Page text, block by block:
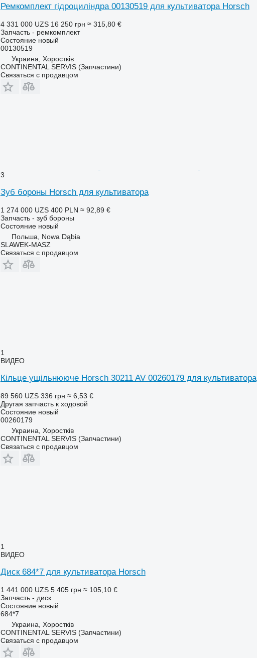
Ремкомплект гідроциліндра 00130519 для культиватора Horsch
4 331 000 UZS 16 250 грн ≈ 315,80 €
Запчасть - ремкомплект
Состояниеновый
00130519
Украина, Хоростків
CONTINENTAL SERVIS (Запчастини)
Связаться с продавцом
3
Зуб бороны Horsch для культиватора
1 274 000 UZS 400 PLN ≈ 92,89 €
Запчасть - зуб бороны
Состояниеновый
Польша, Nowa Dąbia
SLAWEK-MASZ
Связаться с продавцом
1
ВИДЕО
Кільце ущільнююче Horsch 30211 AV 00260179 для культиватора
89 560 UZS 336 грн ≈ 6,53 €
Другая запчасть к ходовой
Состояниеновый
00260179
Украина, Хоростків
CONTINENTAL SERVIS (Запчастини)
Связаться с продавцом
1
ВИДЕО
Диск 684*7 для культиватора Horsch
1 441 000 UZS 5 405 грн ≈ 105,10 €
Запчасть - диск
Состояниеновый
684*7
Украина, Хоростків
CONTINENTAL SERVIS (Запчастини)
Связаться с продавцом